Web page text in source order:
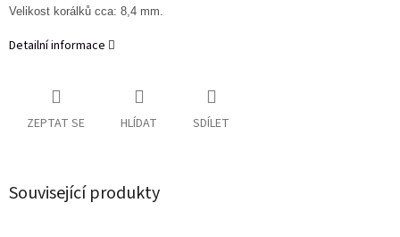
Velikost korálků cca: 8,4 mm.
Detailní informace
ZEPTAT SE HLÍDAT SDÍLET
Související produkty